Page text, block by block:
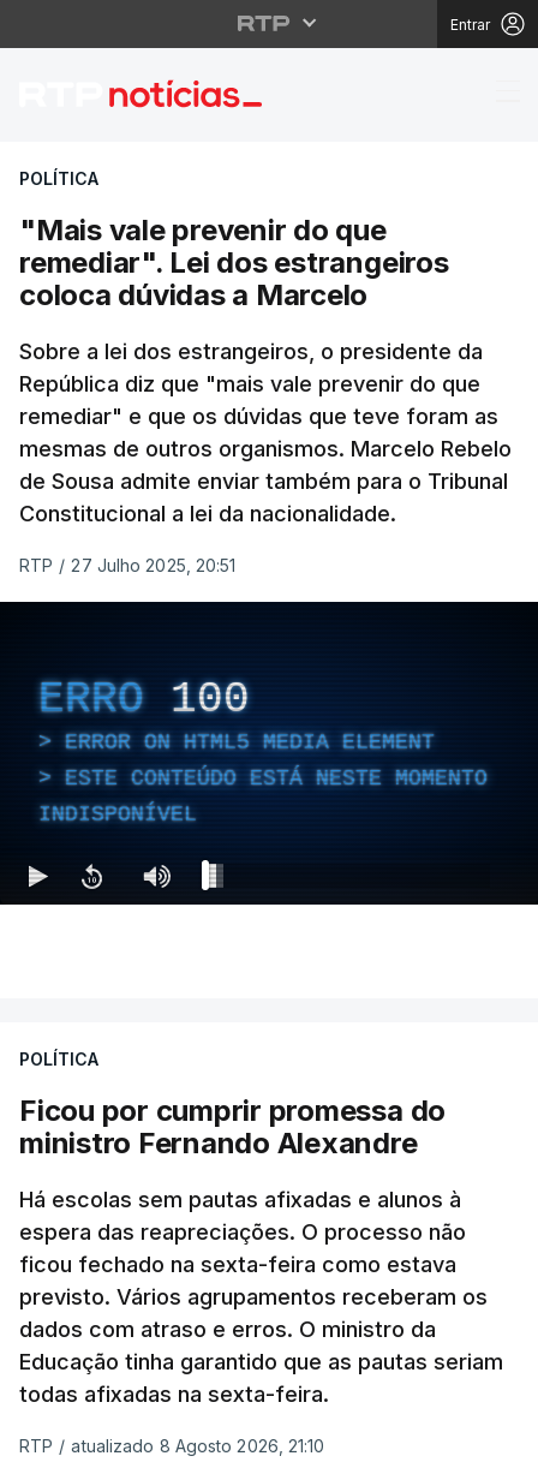
Entrar
"Mais vale prevenir
POLÍTICA
"Mais vale prevenir do que
remediar". Lei dos estrangeiros
coloca dúvidas a Marcelo
Sobre a lei dos estrangeiros, o presidente da
República diz que "mais vale prevenir do que
remediar" e que os dúvidas que teve foram as
mesmas de outros organismos. Marcelo Rebelo
de Sousa admite enviar também para o Tribunal
Constitucional a lei da nacionalidade.
RTP / 27 Julho 2025, 20:51
ERRO 100
ERROR ON HTML5 MEDIA ELEMENT
ESTE CONTEÚDO ESTÁ NESTE MOMENTO
INDISPONÍVEL
POLÍTICA
Ficou por cumprir promessa do
ministro Fernando Alexandre
Há escolas sem pautas afixadas e alunos à
espera das reapreciações. O processo não
ficou fechado na sexta-feira como estava
previsto. Vários agrupamentos receberam os
dados com atraso e erros. O ministro da
Educação tinha garantido que as pautas seriam
todas afixadas na sexta-feira.
RTP / atualizado 8 Agosto 2026, 21:10